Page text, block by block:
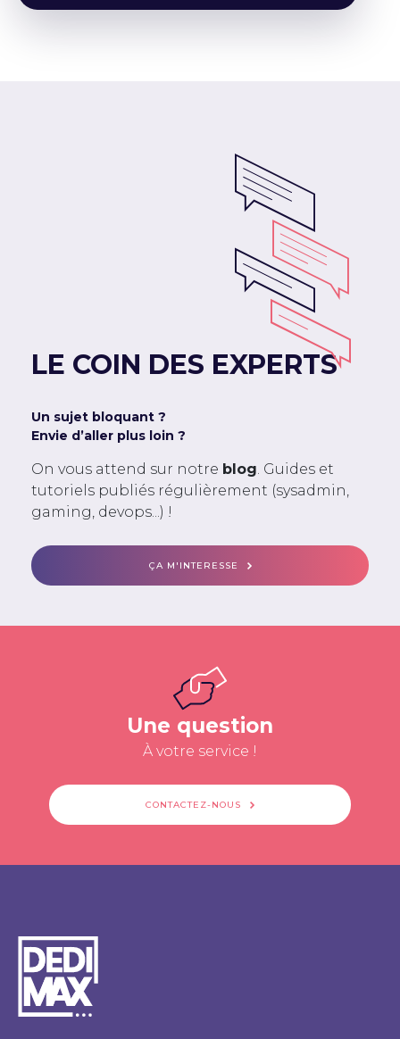
LE COIN DES EXPERTS
Un sujet bloquant ?
Envie d’aller plus loin ?
On vous attend sur notre blog. Guides et
tutoriels publiés régulièrement (sysadmin,
gaming, devops...) !
ÇA M'INTERESSE
Une question
À votre service !
CONTACTEZ-NOUS